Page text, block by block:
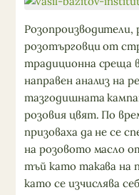
Розопроизводители,
розотърговци от
традиционна среща
направен анализ на
тазгодишната
розовия цвят. По
призоваха да не се
на розовото масло
тъй като такава на
като се изчислява